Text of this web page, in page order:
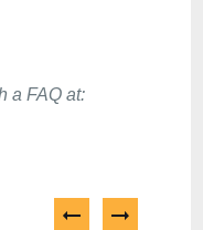
a FAQ at: